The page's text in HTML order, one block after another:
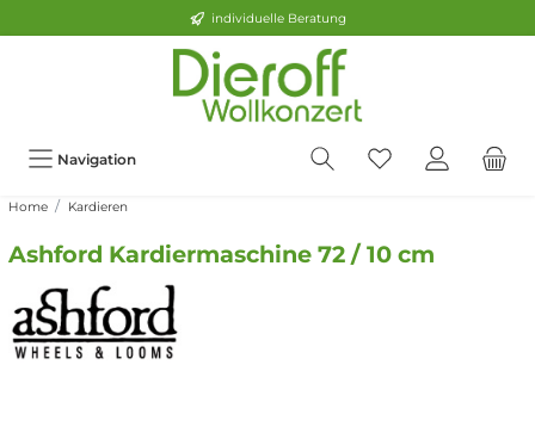
individuelle Beratung
Navigation
Home Kardieren
Ashford Kardiermaschine 72 / 10 cm